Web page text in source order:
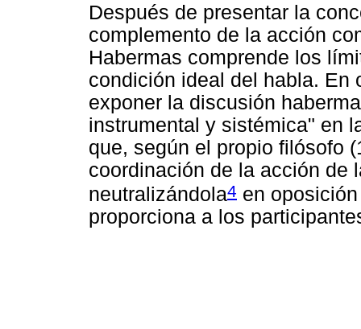
Después de presentar la
complemento de la acción
Habermas comprende los
condición ideal del habla. En
exponer la discusión
instrumental y sistémica" en
que, según el propio filósofo
coordinación de la acción de
neutralizándola4 en
proporciona a los